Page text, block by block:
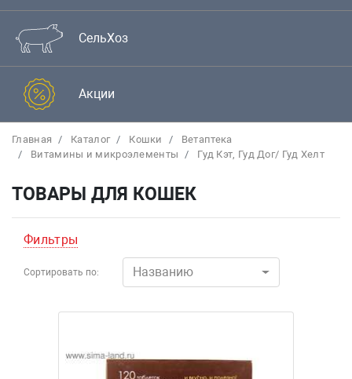
СельХоз
Акции
Главная Каталог Кошки
Bетаптека
Витамины и микроэлементы
Гуд Кэт, Гуд Дог/ Гуд Хелт
ТОВАРЫ ДЛЯ КОШЕК
Фильтры
Сортировать по: Названию